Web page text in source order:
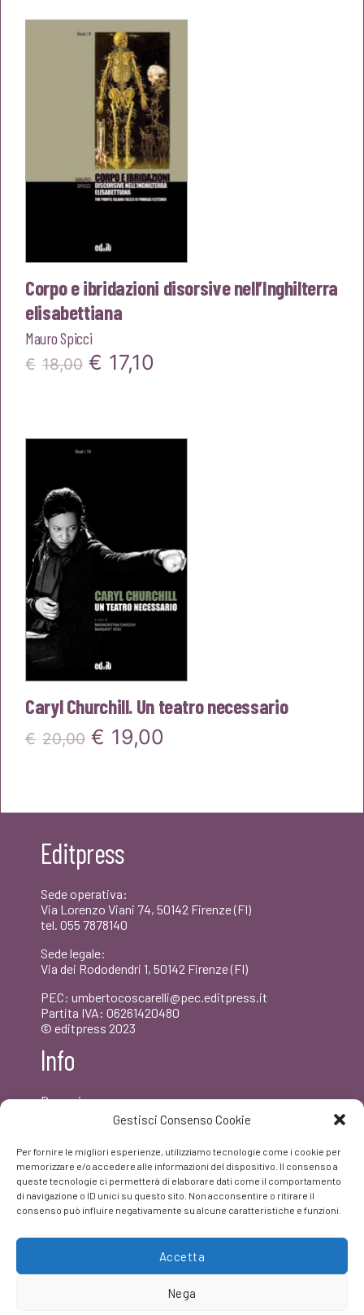
Gestisci Consenso Cookie
Per fornire le migliori esperienze, utilizziamo tecnologie come i cookie per
memorizzare e/o accedere alle informazioni del dispositivo. Il consenso a
queste tecnologie ci permetterà di elaborare dati come il comportamento
di navigazione o ID unici su questo sito. Non acconsentire o ritirare il
consenso può influire negativamente su alcune caratteristiche e funzioni.
Accetta
Nega
era:
€23,00.
è:
€21,85.
Corpo e ibridazioni disorsive nell’Inghilterra
elisabettiana
Mauro Spicci
€ 18,00 Il
era:
€ 17,10
Caryl Churchill. Un teatro necessario
€ 20,00 Il
€20,00.
€ 19,00
Editpress
Sede operativa:
Via Lorenzo Viani 74, 50142 Firenze (FI)
tel. 055 7878140
Sede legale:
Via dei Rododendri 1, 50142 Firenze (FI)
PEC: umbertocoscarelli@pec.editpress.it
Partita IVA: 06261420480
© editpress 2023
Info
Dove siamo
Privacy policy
FAQ
Facebook